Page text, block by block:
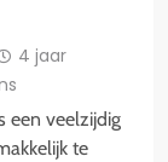
4 jaar
een veelzijdig
te